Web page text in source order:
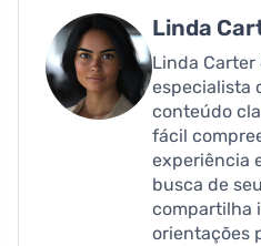
Linda
Linda Carter
especialista
conteúdo
fácil
experiência
busca de
compartilha
orientações